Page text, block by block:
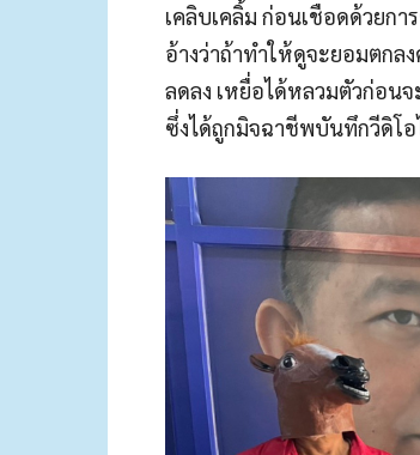
เคลิบเคลิ้ม ก่อนเชือดด้วยกา
อ้างว่าถ้าทำให้ดูจะยอมตก
ลดลง เหยื่อได้หลวมตัวก่อน
ซึ่งได้ถูกมิจฉาชีพบันทึกวีดิโ